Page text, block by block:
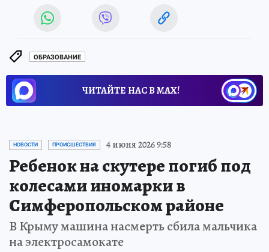
ОБРАЗОВАНИЕ
ЧИТАЙТЕ НАС В МАХ!
НОВОСТИ ПРОИСШЕСТВИЯ 4 июня 2026 9:58
Ребенок на скутере погиб под
колесами иномарки в
Симферопольском районе
В Крыму машина насмерть сбила мальчика
на электросамокате